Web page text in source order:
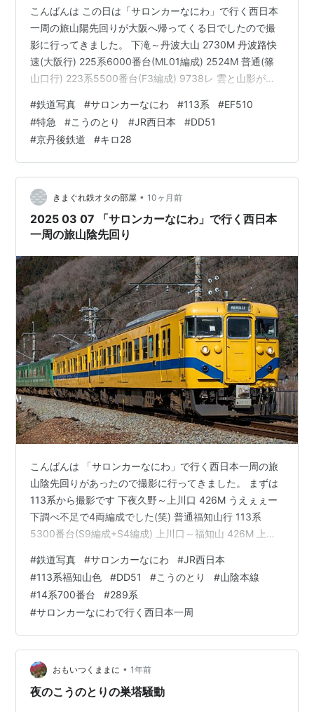
こんばんは この日は「サロンカーなにわ」で行く西日本
一周の旅山陽先回りが大阪へ帰ってくる日でしたので撮
影に行ってきました。 下滝～丹波大山 2730M 丹波路快
速(大阪行) 225系6000番台(ML01編成) 2524M 普通(篠
山口行) 223系5500番台(F3編成) 9738レ 雲と山影が心
1183号機、残念ながらＨＭなしでした ＨＭ付なら被り付
き一択ですが(笑) 「サロンカーなにわ」で行く西日本一
周の旅山陽先回り DD51-1183+サロンカーなにわ5B(14
系700番台) サロンカーなにわの撮影はこれで終わりです
が、せっかくなので…
#鉄道写真 #サロンカーなにわ #113系 #EF510
#特急 #こうのとり #JR西日本 #DD51
#京丹後鉄道 #キロ28
きまぐれ鉄オタの部屋 • 10ヶ月前
2025 03 07 「サロンカーなにわ」で行く西日本
一周の旅山陰先回り
こんばんは 「サロンカーなにわ」で行く西日本一周の旅
山陰先回りがあったので撮影に行ってきました。 まずは
113系から撮影です 下夜久野～上川口 426M うえぇぇー
下調べ不足で4両編成でした(笑) 普通福知山行 113系
5300番台(S9編成+S4編成) 上川口～福知山 426M 上川
(笑) 普通福知山行 113系5300番台(S9編成+S4編成) さて
サロンカーなにわの撮影へ移動です 丹波大山～下滝
7007M 特急このとり7号(福知山行) 287系(FA＊編成)
9735レ ウワサ通り残念ながらHMなしでした・・・ 「サ
ロンカーなにわ」…
#鉄道写真 #サロンカーなにわ #JR西日本
#113系福知山色 #DD51 #こうのとり #山陰本線
#14系700番台 #289系
#サロンカーなにわで行く西日本一周
おもいつくままに • 1年前
夜のこうのとりの巣塔騒動